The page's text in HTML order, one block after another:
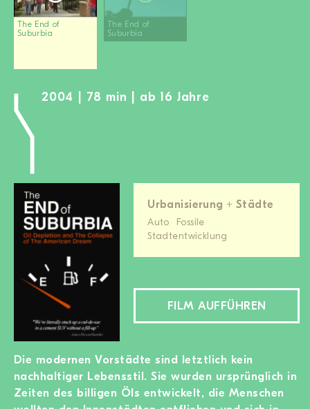
The End of
Suburbia
The End of
Suburbia
2004 | 78 min | ab 16 Jahre
Urbanisierung + Städte
Auto
Fossile
Stadtentwicklung
FILM AUFFÜHREN
Die modernen Vorstädte sind letztlich kein
nachhaltiger Lebensstil. Sie wurden ursprünglich in
Zeiten des billigen Öls entwickelt, die Menschen
Login